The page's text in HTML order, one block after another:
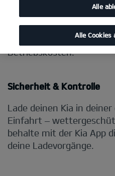
Alle
Alle Cookies